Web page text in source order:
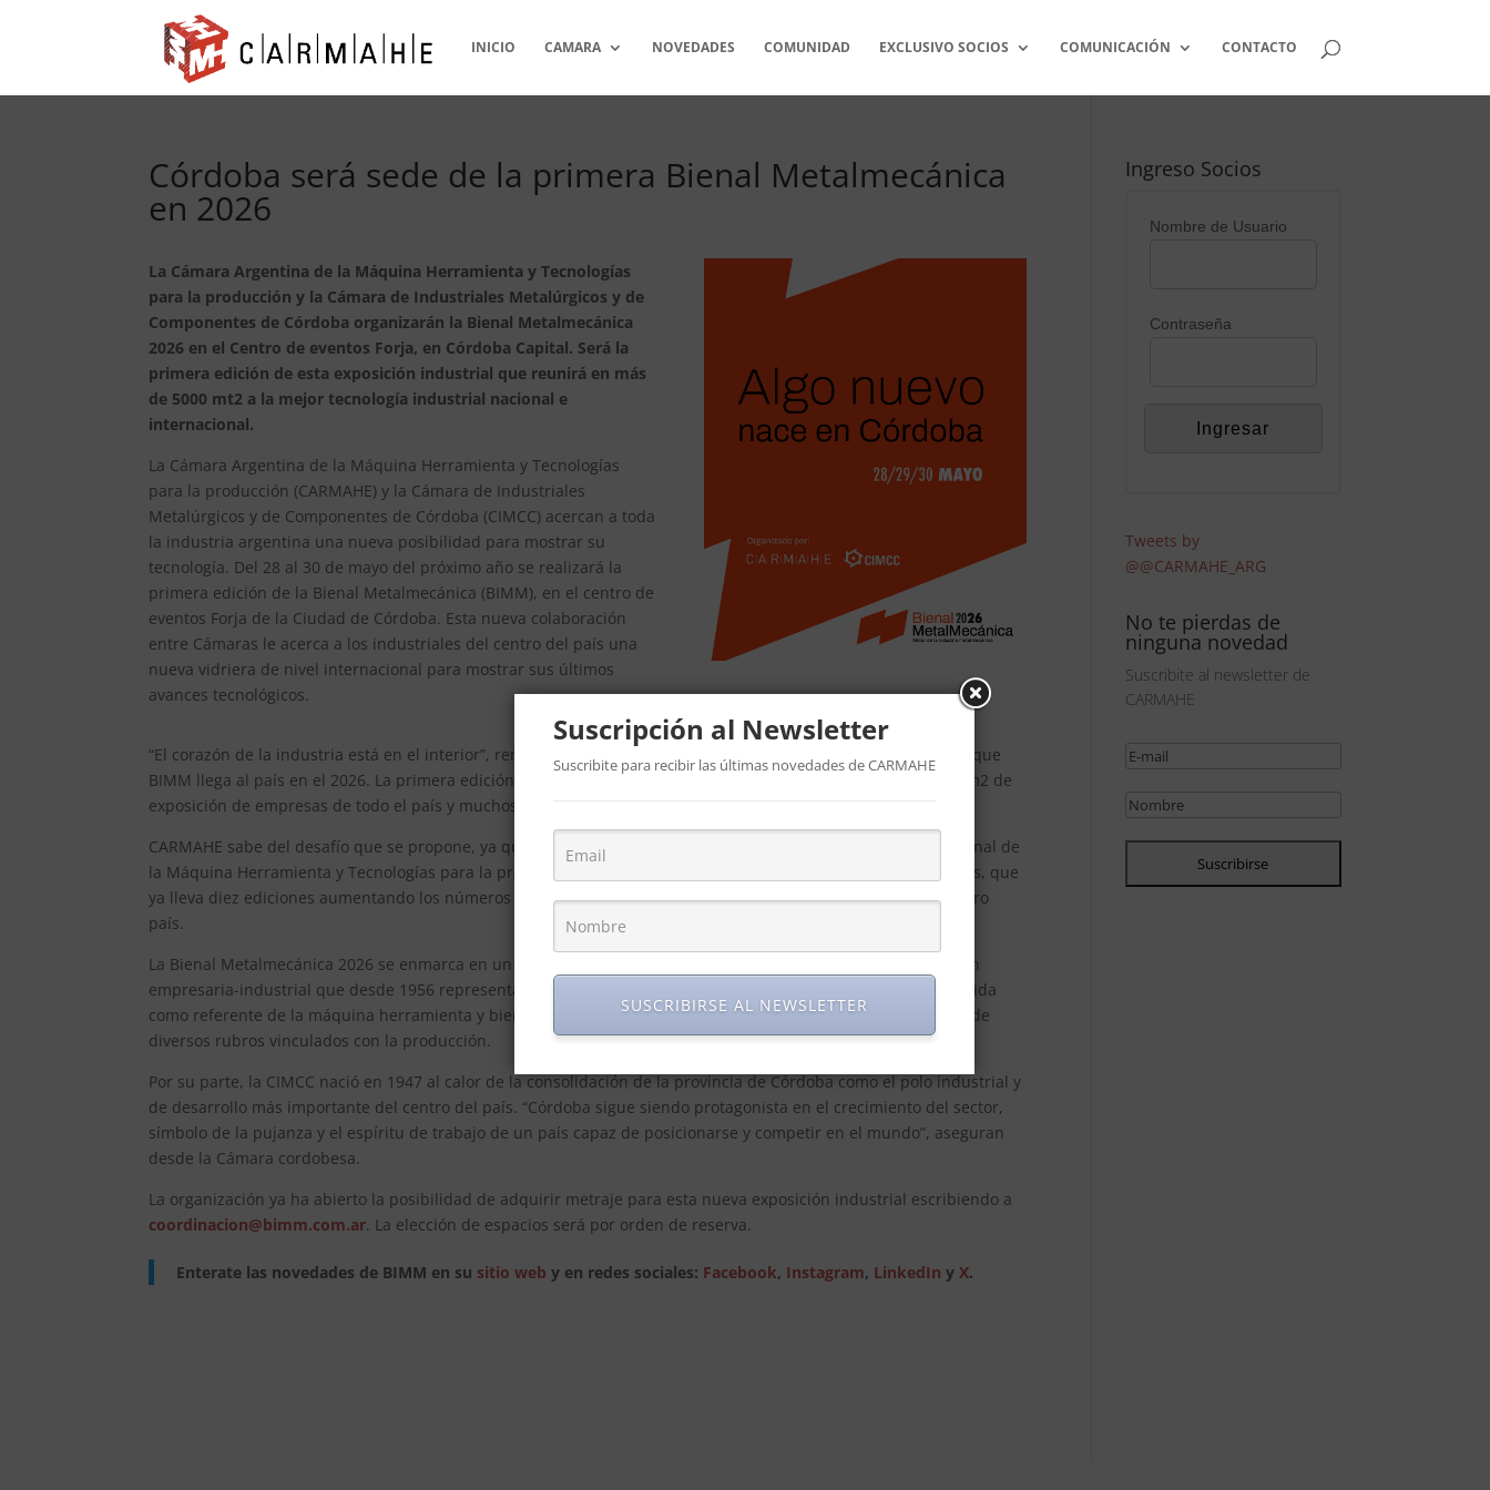
INICIO CAMARA NOVEDADES COMUNIDAD EXCLUSIVO SOCIOS COMUNICACIÓN CONTACTO
Córdoba será sede de la primera Bienal Metalmecánica
en 2026
La Cámara Argentina de la Máquina Herramienta y Tecnologías
para la producción y la Cámara de Industriales Metalúrgicos y de
Componentes de Córdoba organizarán la Bienal Metalmecánica
2026 en el Centro de eventos Forja, en Córdoba Capital. Será la
primera edición de esta exposición industrial que reunirá en más
de 5000 mt2 a la mejor tecnología industrial nacional e
internacional.
La Cámara Argentina de la Máquina Herramienta y Tecnologías
para la producción (CARMAHE) y la Cámara de Industriales
Metalúrgicos y de Componentes de Córdoba (CIMCC) acercan a toda
la industria argentina una nueva posibilidad para mostrar su
tecnología. Del 28 al 30 de mayo del próximo año se realizará la
primera edición de la Bienal Metalmecánica (BIMM), en el centro de
eventos Forja de la Ciudad de Córdoba. Esta nueva colaboración
entre Cámaras le acerca a los industriales del centro del país una
nueva vidriera de nivel internacional para mostrar sus últimos
avances tecnológicos.
“El corazón de la industria está en el interior”, remarcaron desde la dirección de CARMAHE, y es debido a esto que
BIMM llega al país en el 2026. La primera edición de la Bienal Metal Metalmecánica contará con más de 5000 m2 de
exposición de empresas de todo el país y muchos ya han reservado su espacio de forma anticipada.
CARMAHE sabe del desafío que se propone, ya que también es co-organizadora de FIMAQH, la Feria Internacional de
la Máquina Herramienta y Tecnologías para la producción, la exposición industrial cerrada más grande del país, que
ya lleva diez ediciones aumentando los números de inversión y las empresas extranjeras interesadas en nuestro
país.
La Bienal Metalmecánica 2026 se enmarca en un año muy especial:
, institución
empresaria-industrial que desde 1956 representa a pequeñas, medianas y grandes compañías del sector. Nacida
como referente de la máquina herramienta y bienes de capital, hoy la Cámara nuclea a más de 120 empresas de
diversos rubros vinculados con la producción.
Por su parte, la CIMCC nació en 1947 al calor de la consolidación de la provincia de Córdoba como el polo industrial y
de desarrollo más importante del centro del país. “Córdoba sigue siendo protagonista en el crecimiento del sector,
símbolo de la pujanza y el espíritu de trabajo de un país capaz de posicionarse y competir en el mundo”, aseguran
desde la Cámara cordobesa.
La organización ya ha abierto la posibilidad de adquirir metraje para esta nueva exposición industrial escribiendo a
coordinacion@bimm.com.ar. La elección de espacios será por orden de reserva.
Enterate las novedades de BIMM en su sitio web y en redes sociales: Facebook, Instagram, LinkedIn yX.
Ingreso Socios
Nombre de Usuario
Contraseña
Tweets by
@@CARMAHE_ARG
No te pierdas de
ninguna novedad
Suscribite al newsletter de
CARMAHE
Suscripción al Newsletter
Suscribite para recibir las últimas novedades de CARMAHE
SUSCRIBIRSE AL NEWSLETTER